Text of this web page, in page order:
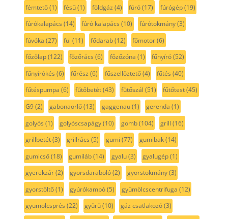
fémtető(1) fésű(1) földgáz (4) fúró(17) fúrógép(19)
fúrókalapács (14) fúró kalapács (10) fúrótokmány(3)
fúvóka (27) fül (11) fődarab(12) főmotor(6)
főzőlap(122) főzőrács (6) főzőzóna (1) fűnyíró(52)
fűnyírókés (6) fűrész (6) fűszellőztető(4) fűtés (40)
fűtéspumpa (6) fűtőbetét(43) fűtőszál (51) fűtőtest(45)
G9(2) gabonaörlő(13) gaggenau(1) gerenda (1)
golyós (1) golyóscsapágy(10) gomb(104) grill (16)
grillbetét(3) grillrács (5) gumi (77) gumibak(14)
gumicső(18) gumiláb(14) gyalu(3) gyalugép(1)
gyerekzár(2) gyorsdaraboló(2) gyorstokmány(3)
gyorstöltő(1) gyúrókampó(5) gyümölcscentrifuga (12)
gyümölcsprés (22) gyűrű(10) gáz csatlakozó(3)